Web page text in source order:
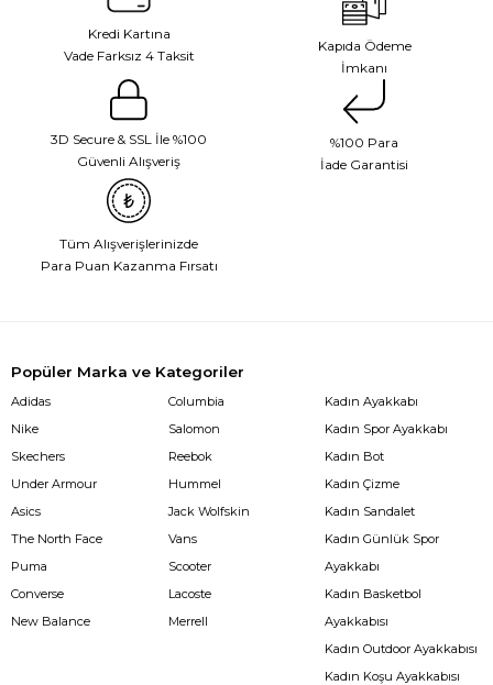
Kredi Kartına
Vade Farksız 4 Taksit
Kapıda Ödeme
İmkanı
3D Secure & SSL İle %100
Güvenli Alışveriş
%100 Para
İade Garantisi
Tüm Alışverişlerinizde
Para Puan Kazanma Fırsatı
Popüler Marka ve Kategoriler
Adidas
Nike
Skechers
Under Armour
Asics
The North Face
Puma
Converse
New Balance
Columbia
Salomon
Reebok
Hummel
Jack Wolfskin
Vans
Scooter
Lacoste
Merrell
Kadın Ayakkabı
Kadın Spor Ayakkabı
Kadın Bot
Kadın Çizme
Kadın Sandalet
Kadın Günlük Spor
Ayakkabı
Kadın Basketbol
Ayakkabısı
Kadın Outdoor Ayakkabısı
Kadın Koşu Ayakkabısı